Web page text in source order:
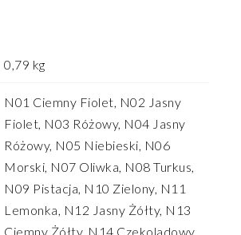
0,79 kg
N01 Ciemny Fiolet, N02 Jasny
Fiolet, N03 Różowy, N04 Jasny
Różowy, N05 Niebieski, N06
Morski, N07 Oliwka, N08 Turkus,
N09 Pistacja, N10 Zielony, N11
Lemonka, N12 Jasny Żółty, N13
Ciemny Żółty, N14 Czekoladowy,